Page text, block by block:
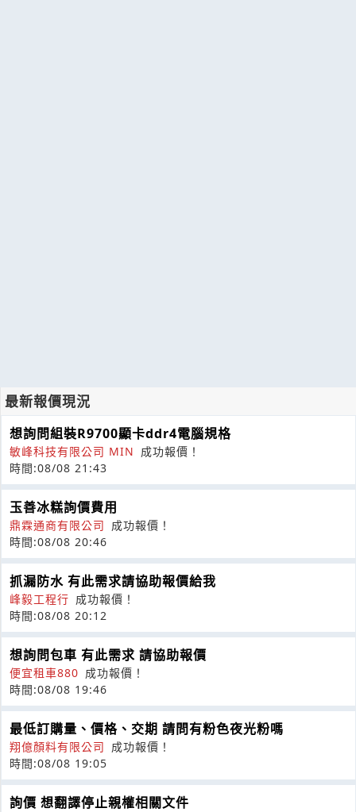
最新報價現況
想詢問組裝R9700顯卡ddr4電腦規格
敏峰科技有限公司 MIN 成功報價！
時間:08/08 21:43
玉善冰糕詢價費用
鼎霖通商有限公司 成功報價！
時間:08/08 20:46
抓漏防水 有此需求請協助報價給我
峰毅工程行 成功報價！
時間:08/08 20:12
想詢問包車 有此需求 請協助報價
便宜租車880 成功報價！
時間:08/08 19:46
最低訂購量、價格、交期 請問有粉色夜光粉嗎
翔億顏料有限公司 成功報價！
時間:08/08 19:05
詢價 想翻譯停止親權相關文件